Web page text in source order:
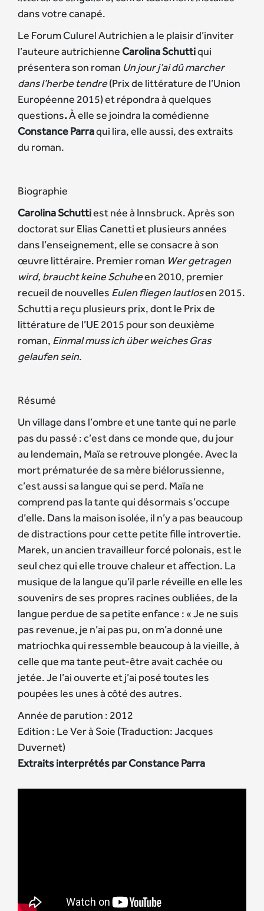
dans votre canapé.
Le Forum Culurel Autrichien a le plaisir d’inviter
l’auteure autrichienneCarolina Schuttiqui
présentera son roman Un jour j’ai dû marcher
dans l’herbe tendre(Prix de littérature de l’Union
Européenne 2015) et répondra à quelques
questions.À elle se joindra la comédienne
Constance Parraqui lira, elle aussi, des extraits
du roman.
Biographie
Carolina Schuttiest née à Innsbruck. Après son
doctorat sur Elias Canetti et plusieurs années
dans l’enseignement, elle se consacre à son
œuvre littéraire. Premier roman Wer getragen
wird, braucht keine Schuheen 2010, premier
recueil de nouvelles Eulen fliegen lautlosen 2015.
Schutti a reçu plusieurs prix, dont le Prix de
littérature de l’UE 2015 pour son deuxième
roman, Einmal muss ich über weiches Gras
gelaufen sein.
Résumé
Un village dans l’ombre et une tante qui ne parle
pas du passé : c’est dans ce monde que, du jour
au lendemain, Maïa se retrouve plongée. Avec la
mort prématurée de sa mère biélorussienne,
c’est aussi sa langue qui se perd. Maïa ne
comprend pas la tante qui désormais s’occupe
d’elle. Dans la maison isolée, il n’y a pas beaucoup
de distractions pour cette petite fille introvertie.
Marek, un ancien travailleur forcé polonais, est le
seul chez qui elle trouve chaleur et affection. La
musique de la langue qu’il parle réveille en elle les
souvenirs de ses propres racines oubliées, de la
langue perdue de sa petite enfance : « Je ne suis
pas revenue, je n’ai pas pu, on m’a donné une
matriochka qui ressemble beaucoup à la vieille, à
celle que ma tante peut-être avait cachée ou
jetée. Je l’ai ouverte et j’ai posé toutes les
poupées les unes à côté des autres.
Année de parution : 2012
Edition : Le Ver à Soie (Traduction: Jacques
Duvernet)
Extraits interprétés par Constance Parra